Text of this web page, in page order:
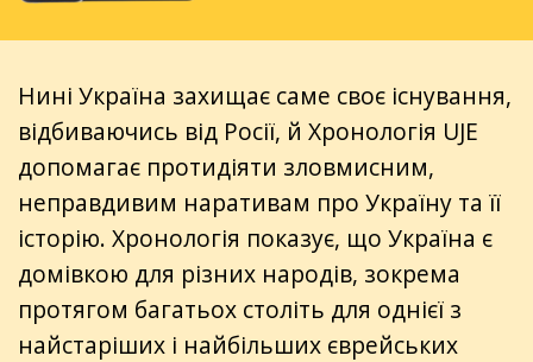
Нині Україна захищає саме своє існування,
відбиваючись від Росії, й Хронологія UJE
допомагає протидіяти зловмисним,
неправдивим наративам про Україну та її
історію. Хронологія показує, що Україна є
домівкою для різних народів, зокрема
протягом багатьох століть для однієї з
найстаріших і найбільших єврейських